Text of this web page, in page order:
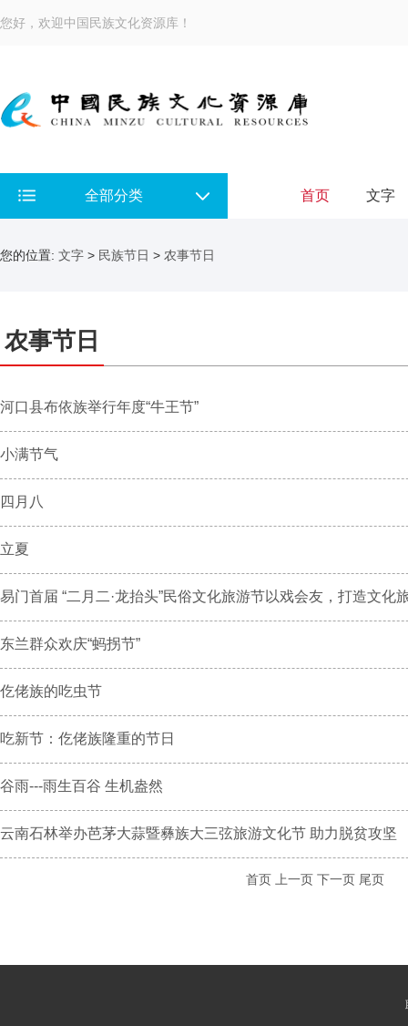
您好，欢迎中国民族文化资源库！
全部分类 首页 文字
您的位置: 文字 > 民族节日 > 农事节日
农事节日
河口县布依族举行年度“牛王节”
小满节气
四月八
立夏
易门首届 “二月二·龙抬头”民俗文化旅游节以戏会友，打造文化
东兰群众欢庆“蚂拐节”
仡佬族的吃虫节
吃新节：仡佬族隆重的节日
谷雨---雨生百谷 生机盎然
云南石林举办芭茅大蒜暨彝族大三弦旅游文化节 助力脱贫攻坚
首页 上一页 下一页 尾页